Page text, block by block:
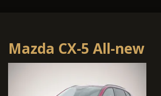
Mazda CX-5 All-new
2.5L e-Skyactiv G
141ps 6AT FWD